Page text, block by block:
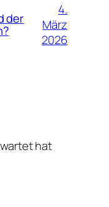
der
4.
März
2026
hat